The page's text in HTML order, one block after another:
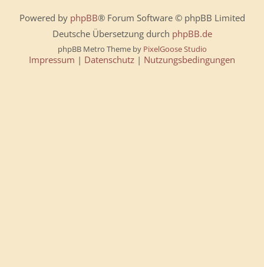
Powered by phpBB® Forum Software © phpBB Limited
Deutsche Übersetzung durch phpBB.de
phpBB Metro Theme by PixelGoose Studio
Impressum | Datenschutz | Nutzungsbedingungen